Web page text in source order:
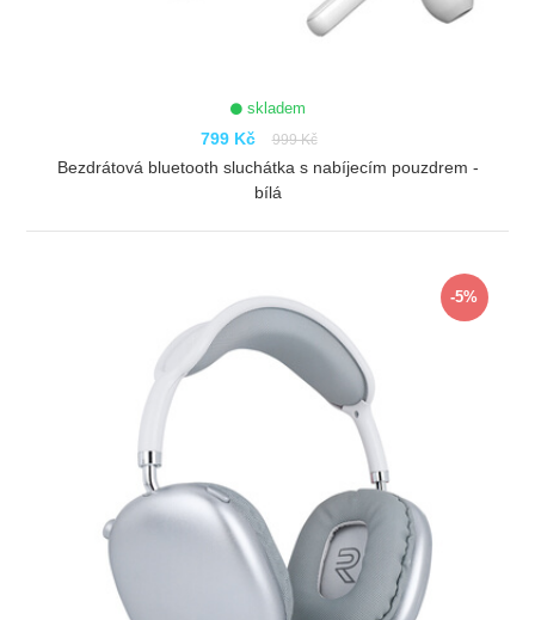
skladem
799 Kč 999 Kč
Bezdrátová bluetooth sluchátka s nabíjecím pouzdrem -
bílá
-5%